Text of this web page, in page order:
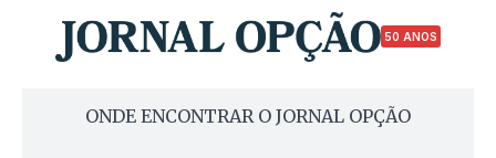
50 ANOS
ONDE ENCONTRAR O JORNAL OPÇÃO